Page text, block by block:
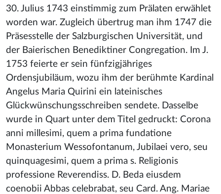
30. Julius 1743 einstimmig zum Prälaten erwählet
worden war. Zugleich übertrug man ihm 1747 die
Präsesstelle der Salzburgischen Universität, und
der Baierischen Benediktiner Congregation. Im J.
1753 feierte er sein fünfzigjähriges
Ordensjubiläum, wozu ihm der berühmte Kardinal
Angelus Maria Quirini ein lateinisches
Glückwünschungsschreiben sendete. Dasselbe
wurde in Quart unter dem Titel gedruckt: Corona
anni millesimi, quem a prima fundatione
Monasterium Wessofontanum, Jubilaei vero, seu
quinquagesimi, quem a prima s. Religionis
professione Reverendiss. D. Beda eiusdem
coenobii Abbas celebrabat, seu Card. Ang. Mariae